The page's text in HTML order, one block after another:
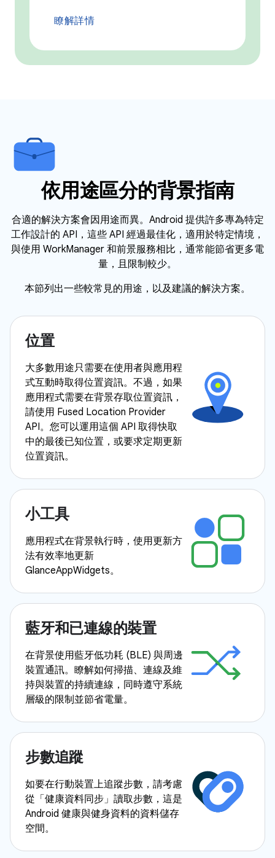
瞭解詳情
依用途區分的背景指南
合適的解決方案會因用途而異。Android 提供許多專為特定
工作設計的 API，這些 API 經過最佳化，適用於特定情境，
與使用 WorkManager 和前景服務相比，通常能節省更多電
量，且限制較少。
本節列出一些較常見的用途，以及建議的解決方案。
位置
大多數用途只需要在使用者與應用程
式互動時取得位置資訊。不過，如果
應用程式需要在背景存取位置資訊，
請使用 Fused Location Provider
API。您可以運用這個 API 取得快取
中的最後已知位置，或要求定期更新
位置資訊。
小工具
應用程式在背景執行時，使用更新方
法有效率地更新
GlanceAppWidgets。
藍牙和已連線的裝置
在背景使用藍牙低功耗 (BLE) 與周邊
裝置通訊。瞭解如何掃描、連線及維
持與裝置的持續連線，同時遵守系統
層級的限制並節省電量。
步數追蹤
如要在行動裝置上追蹤步數，請考慮
從「健康資料同步」讀取步數，這是
Android 健康與健身資料的資料儲存
空間。